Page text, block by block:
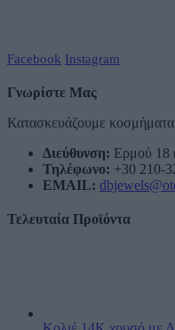
Facebook Instagram
Γνωρίστε Μας
Κατασκευάζουμε
Διεύθυνση: Ερμού 18
Τηλέφωνο: +30 210-
EMAIL:
Τελευταία Προϊόντα